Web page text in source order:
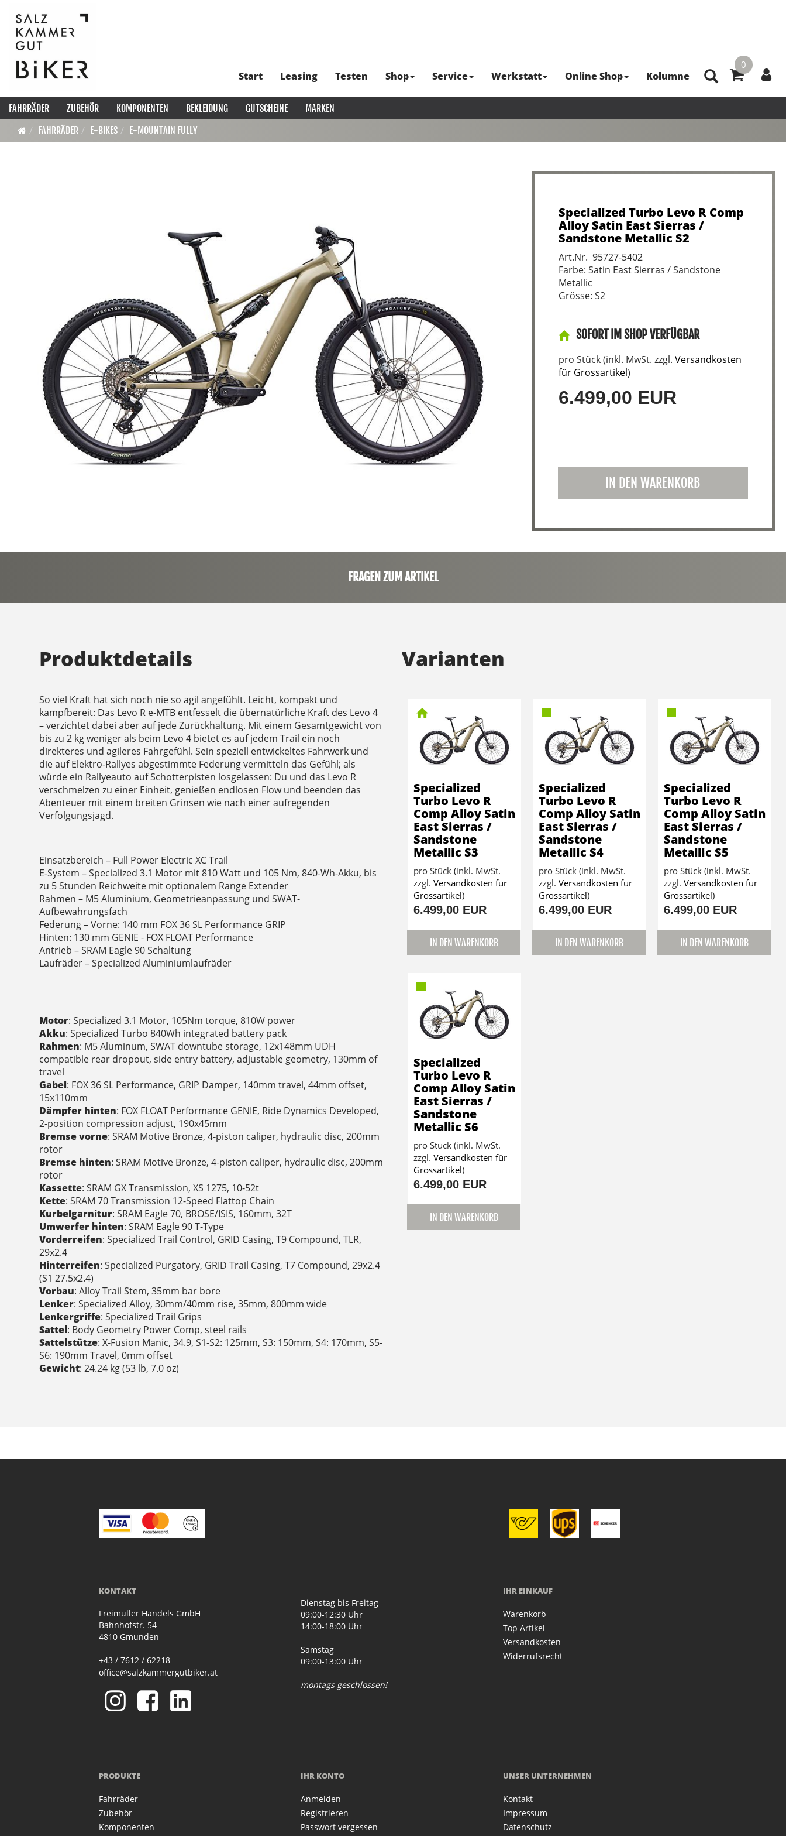
0
Start Leasing Testen Shop Service Werkstatt Online Shop Kolumne
FAHRRÄDER ZUBEHÖR KOMPONENTEN BEKLEIDUNG GUTSCHEINE
MARKEN
FAHRRÄDER
E-BIKES E-MOUNTAIN FULLY
Specialized Turbo Levo R Comp
Alloy Satin East Sierras /
Sandstone Metallic S2
Art.Nr. 95727-5402
Farbe: Satin East Sierras / Sandstone
Metallic
Grösse: S2
SOFORT IM SHOP VERFÜGBAR
pro Stück (inkl. MwSt. zzgl. Versandkosten
für Grossartikel)
6.499,00 EUR
IN DEN WARENKORB
FRAGEN ZUM ARTIKEL
Produktdetails
So viel Kraft hat sich noch nie so agil angefühlt. Leicht, kompakt und
kampfbereit: Das Levo R e-MTB entfesselt die übernatürliche Kraft des Levo 4
– verzichtet dabei aber auf jede Zurückhaltung. Mit einem Gesamtgewicht von
bis zu 2 kg weniger als beim Levo 4 bietet es auf jedem Trail ein noch
direkteres und agileres Fahrgefühl. Sein speziell entwickeltes Fahrwerk und
die auf Elektro-Rallyes abgestimmte Federung vermitteln das Gefühl; als
würde ein Rallyeauto auf Schotterpisten losgelassen: Du und das Levo R
verschmelzen zu einer Einheit, genießen endlosen Flow und beenden das
Abenteuer mit einem breiten Grinsen wie nach einer aufregenden
Verfolgungsjagd.
Einsatzbereich – Full Power Electric XC Trail
E-System – Specialized 3.1 Motor mit 810 Watt und 105 Nm, 840-Wh-Akku, bis
zu 5 Stunden Reichweite mit optionalem Range Extender
Rahmen – M5 Aluminium, Geometrieanpassung und SWAT-
Aufbewahrungsfach
Federung – Vorne: 140 mm FOX 36 SL Performance GRIP
Hinten: 130 mm GENIE - FOX FLOAT Performance
Antrieb – SRAM Eagle 90 Schaltung
Laufräder – Specialized Aluminiumlaufräder
Motor: Specialized 3.1 Motor, 105Nm torque, 810W power
Akku: Specialized Turbo 840Wh integrated battery pack
Rahmen: M5 Aluminum, SWAT downtube storage, 12x148mm UDH
compatible rear dropout, side entry battery, adjustable geometry, 130mm of
travel
Gabel: FOX 36 SL Performance, GRIP Damper, 140mm travel, 44mm offset,
15x110mm
Dämpfer hinten: FOX FLOAT Performance GENIE, Ride Dynamics Developed,
2-position compression adjust, 190x45mm
Bremse vorne: SRAM Motive Bronze, 4-piston caliper, hydraulic disc, 200mm
rotor
Bremse hinten: SRAM Motive Bronze, 4-piston caliper, hydraulic disc, 200mm
rotor
Kassette: SRAM GX Transmission, XS 1275, 10-52t
Kette: SRAM 70 Transmission 12-Speed Flattop Chain
Kurbelgarnitur: SRAM Eagle 70, BROSE/ISIS, 160mm, 32T
Umwerfer hinten: SRAM Eagle 90 T-Type
Vorderreifen: Specialized Trail Control, GRID Casing, T9 Compound, TLR,
29x2.4
Hinterreifen: Specialized Purgatory, GRID Trail Casing, T7 Compound, 29x2.4
(S1 27.5x2.4)
Vorbau: Alloy Trail Stem, 35mm bar bore
Lenker: Specialized Alloy, 30mm/40mm rise, 35mm, 800mm wide
Lenkergriffe: Specialized Trail Grips
Sattel: Body Geometry Power Comp, steel rails
Sattelstütze: X-Fusion Manic, 34.9, S1-S2: 125mm, S3: 150mm, S4: 170mm, S5-
S6: 190mm Travel, 0mm offset
Gewicht: 24.24 kg (53 lb, 7.0 oz)
Varianten
Specialized
Turbo Levo R
Comp Alloy Satin
East Sierras /
Sandstone
Metallic S3
pro Stück (inkl. MwSt.
zzgl. Versandkosten für
Grossartikel)
6.499,00 EUR
IN DEN WARENKORB
Specialized
Turbo Levo R
Comp Alloy Satin
East Sierras /
Sandstone
Metallic S4
pro Stück (inkl. MwSt.
zzgl. Versandkosten für
Grossartikel)
6.499,00 EUR
IN DEN WARENKORB
Specialized
Turbo Levo R
Comp Alloy Satin
East Sierras /
Sandstone
Metallic S5
pro Stück (inkl. MwSt.
zzgl. Versandkosten für
Grossartikel)
6.499,00 EUR
IN DEN WARENKORB
Specialized
Turbo Levo R
Comp Alloy Satin
East Sierras /
Sandstone
Metallic S6
pro Stück (inkl. MwSt.
zzgl. Versandkosten für
Grossartikel)
6.499,00 EUR
IN DEN WARENKORB
KONTAKT
Freimüller Handels GmbH
Bahnhofstr. 54
4810 Gmunden
+43 / 7612 / 62218
office@salzkammergutbiker.at
Dienstag bis Freitag
09:00-12:30 Uhr
14:00-18:00 Uhr
Samstag
09:00-13:00 Uhr
montags geschlossen!
IHR EINKAUF
Warenkorb
Top Artikel
Versandkosten
Widerrufsrecht
PRODUKTE
Fahrräder
Zubehör
Komponenten
IHR KONTO
Anmelden
Registrieren
Passwort vergessen
UNSER UNTERNEHMEN
Kontakt
Impressum
Datenschutz